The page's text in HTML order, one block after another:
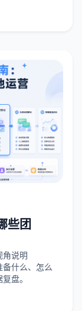
些团
角说明
什么、怎么
盘。